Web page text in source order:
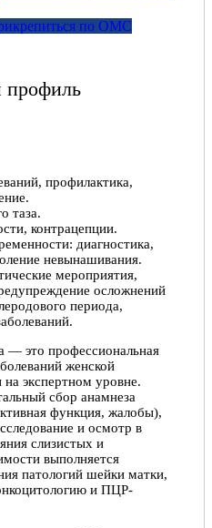
по ОМС
профиль
профилактика,
таза.
контрацепции.
диагностика,
невынашивания.
мероприятия,
осложнений
периода,
— это профессиональная
женской
экспертном уровне.
сбор анамнеза
функция, жалобы),
и осмотр в
слизистых и
выполняется
патологий шейки матки,
и ПЦР-